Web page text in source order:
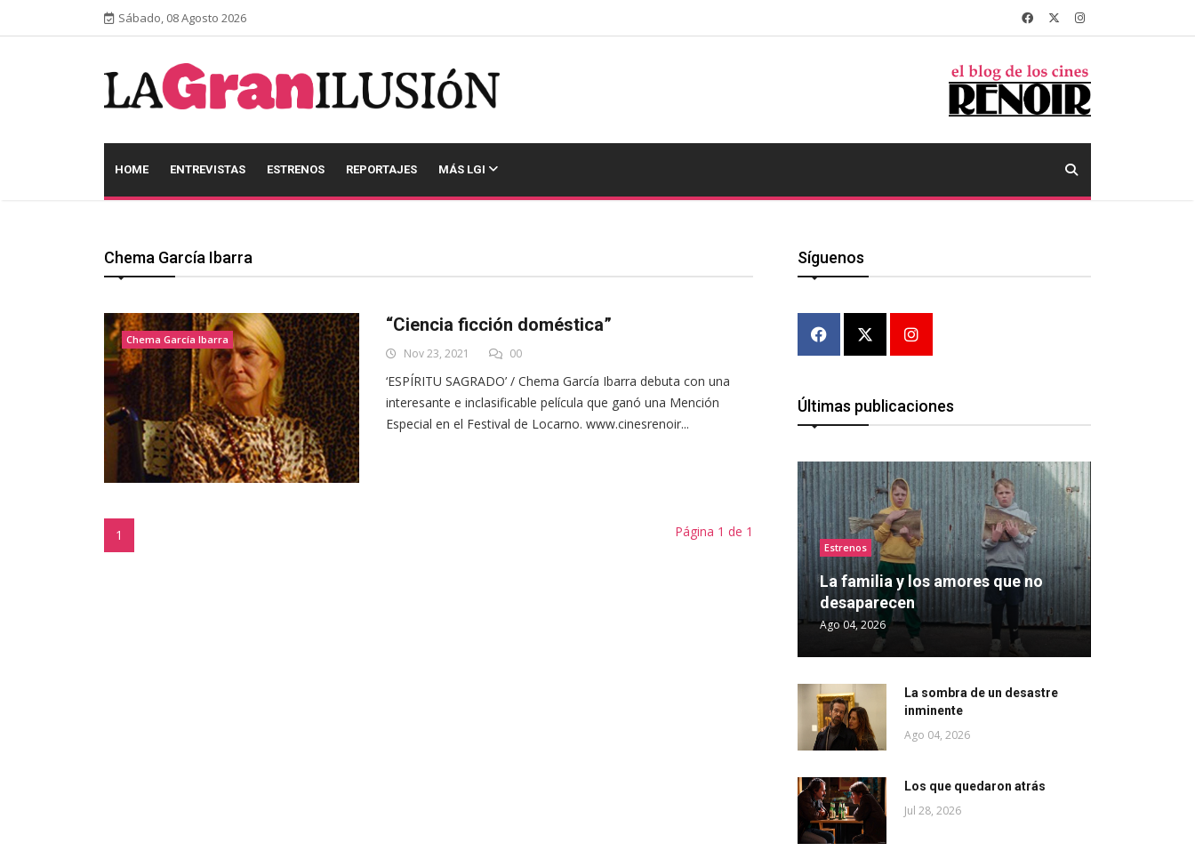
Sábado, 08 Agosto 2026
HOME ENTREVISTAS ESTRENOS REPORTAJES MÁS LGI
Chema García Ibarra
Chema García Ibarra
“Ciencia ficción doméstica”
Nov 23, 2021 00
‘ESPÍRITU SAGRADO’ / Chema García Ibarra debuta con una
interesante e inclasificable película que ganó una Mención
Especial en el Festival de Locarno. www.cinesrenoir...
1 Página 1 de 1
Síguenos
Últimas publicaciones
Estrenos
La familia y los amores que no
desaparecen
Ago 04, 2026
La sombra de un desastre
inminente
Ago 04, 2026
Los que quedaron atrás
Jul 28, 2026